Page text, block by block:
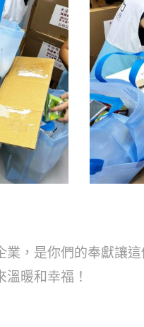
，是你們的奉獻讓
暖和幸福！